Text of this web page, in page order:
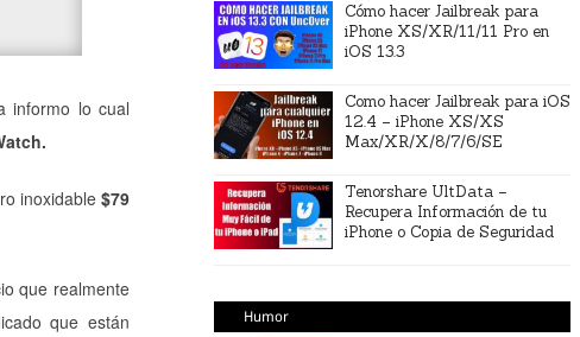
informo lo cual
inoxidable $79
que realmente
que están
Cómo hacer Jailbreak para
iPhone XS/XR/11/11 Pro en
iOS 13.3
Como hacer Jailbreak para iOS
12.4 – iPhone XS/XS
Max/XR/X/8/7/6/SE
Tenorshare UltData –
Recupera Información de tu
iPhone o Copia de Seguridad
Humor